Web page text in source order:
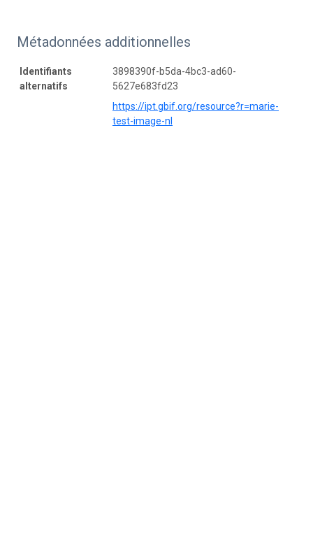
Métadonnées additionnelles
Identifiants
alternatifs
3898390f-b5da-4bc3-ad60-
5627e683fd23
https://ipt.gbif.org/resource?r=marie-
test-image-nl